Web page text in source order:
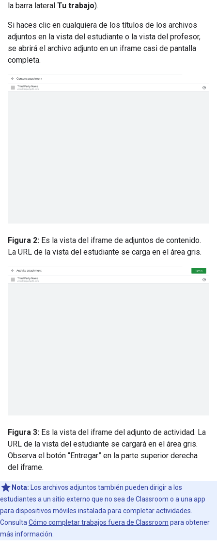
la barra lateral Tu trabajo).
Si haces clic en cualquiera de los títulos de los archivos
adjuntos en la vista del estudiante o la vista del profesor,
se abrirá el archivo adjunto en un iframe casi de pantalla
completa.
Figura 2: Es la vista del iframe de adjuntos de contenido.
La URL de la vista del estudiante se carga en el área gris.
Figura 3: Es la vista del iframe del adjunto de actividad. La
URL de la vista del estudiante se cargará en el área gris.
Observa el botón “Entregar” en la parte superior derecha
del iframe.
Nota: Los archivos adjuntos también pueden dirigir a los
estudiantes a un sitio externo que no sea de Classroom o a una app
para dispositivos móviles instalada para completar actividades.
Consulta Cómo completar trabajos fuera de Classroom para obtener
más información.